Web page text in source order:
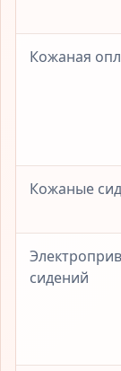
Кожаная
Кожаные
сидений